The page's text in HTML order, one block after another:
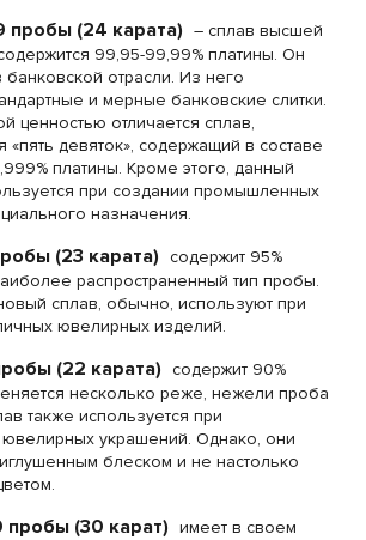
пробы (24 карата) – сплав высшей
99,95-99,99% платины. Он
банковской отрасли. Из него
и мерные банковские слитки.
ценностью отличается сплав,
девяток», содержащий в составе
платины. Кроме этого, данный
при создании промышленных
назначения.
(23 карата)
содержит 95%
распространенный тип пробы.
сплав, обычно, используют при
ювелирных изделий.
(22 карата)
содержит 90%
несколько реже, нежели проба
также используется при
ювелирных украшений. Однако, они
блеском и не настолько
пробы (30 карат) имеет в своем